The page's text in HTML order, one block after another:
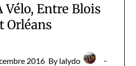
Vélo, Entre Blois
Orléans
2016 By lalydo